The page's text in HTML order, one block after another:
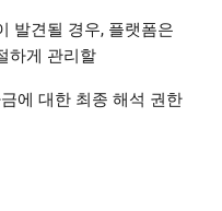
발견될 경우, 플랫폼은
하게 관리할
에 대한 최종 해석 권한